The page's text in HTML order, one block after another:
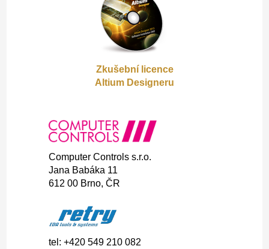
Zkušební licence
Altium Designeru
Computer Controls s.r.o.
Jana Babáka 11
612 00 Brno, ČR
tel: +420 549 210 082